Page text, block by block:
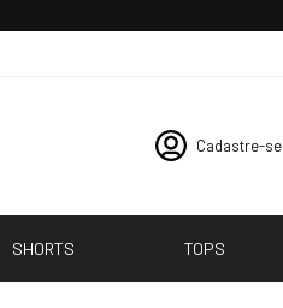
Cadastre-se
SHORTS TOPS